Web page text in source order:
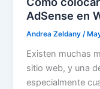
AdSense en
Andrea Zeldany/
Existen muchas
sitio web, y una
especialmente